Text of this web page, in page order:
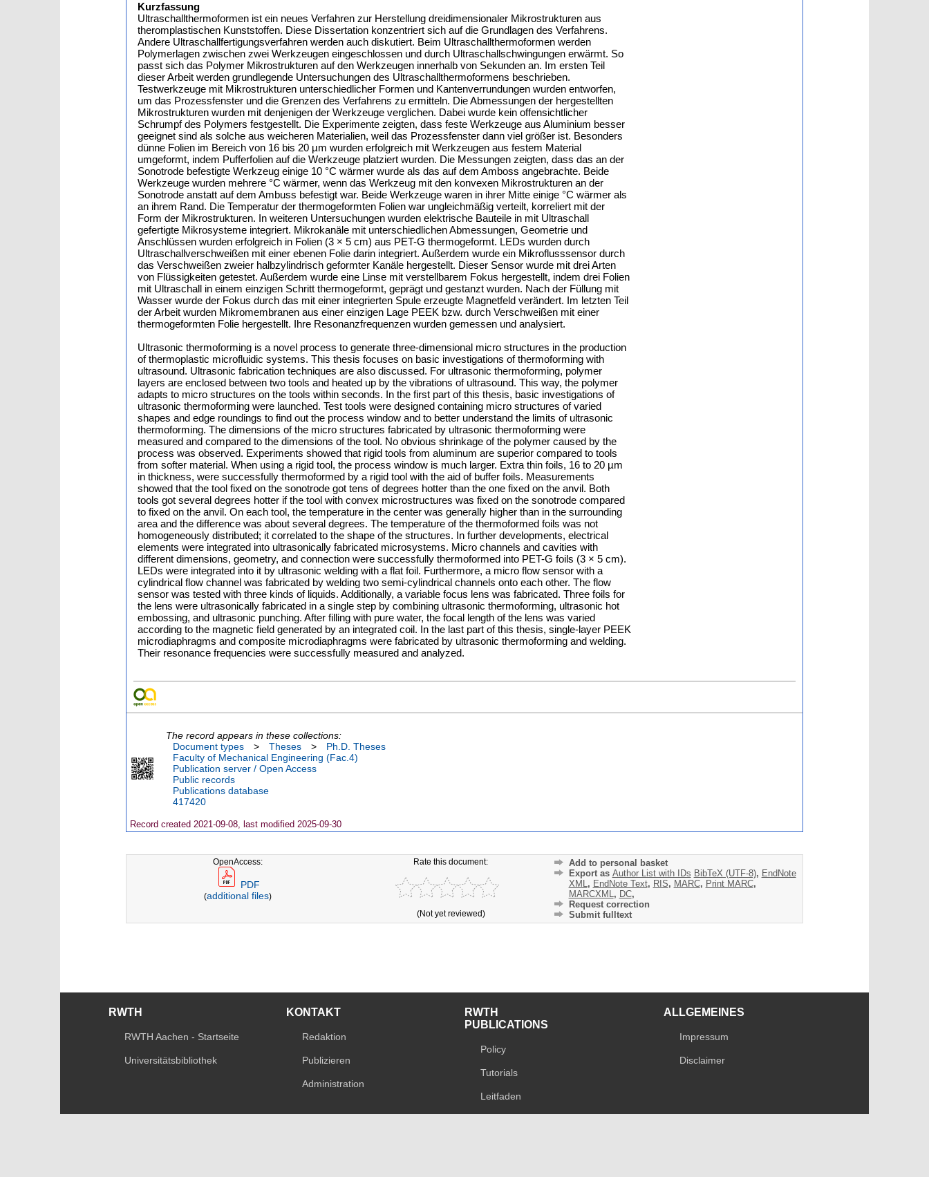
Kurzfassung
Ultraschallthermoformen ist ein neues Verfahren zur Herstellung dreidimensionaler Mikrostrukturen aus
theromplastischen Kunststoffen. Diese Dissertation konzentriert sich auf die Grundlagen des Verfahrens.
Andere Ultraschallfertigungsverfahren werden auch diskutiert. Beim Ultraschallthermoformen werden
Polymerlagen zwischen zwei Werkzeugen eingeschlossen und durch Ultraschallschwingungen erwärmt. So
passt sich das Polymer Mikrostrukturen auf den Werkzeugen innerhalb von Sekunden an. Im ersten Teil
dieser Arbeit werden grundlegende Untersuchungen des Ultraschallthermoformens beschrieben.
Testwerkzeuge mit Mikrostrukturen unterschiedlicher Formen und Kantenverrundungen wurden entworfen,
um das Prozessfenster und die Grenzen des Verfahrens zu ermitteln. Die Abmessungen der hergestellten
Mikrostrukturen wurden mit denjenigen der Werkzeuge verglichen. Dabei wurde kein offensichtlicher
Schrumpf des Polymers festgestellt. Die Experimente zeigten, dass feste Werkzeuge aus Aluminium besser
geeignet sind als solche aus weicheren Materialien, weil das Prozessfenster dann viel größer ist. Besonders
dünne Folien im Bereich von 16 bis 20 µm wurden erfolgreich mit Werkzeugen aus festem Material
umgeformt, indem Pufferfolien auf die Werkzeuge platziert wurden. Die Messungen zeigten, dass das an der
Sonotrode befestigte Werkzeug einige 10 °C wärmer wurde als das auf dem Amboss angebrachte. Beide
Werkzeuge wurden mehrere °C wärmer, wenn das Werkzeug mit den konvexen Mikrostrukturen an der
Sonotrode anstatt auf dem Ambuss befestigt war. Beide Werkzeuge waren in ihrer Mitte einige °C wärmer als
an ihrem Rand. Die Temperatur der thermogeformten Folien war ungleichmäßig verteilt, korreliert mit der
Form der Mikrostrukturen. In weiteren Untersuchungen wurden elektrische Bauteile in mit Ultraschall
gefertigte Mikrosysteme integriert. Mikrokanäle mit unterschiedlichen Abmessungen, Geometrie und
Anschlüssen wurden erfolgreich in Folien (3 × 5 cm) aus PET-G thermogeformt. LEDs wurden durch
Ultraschallverschweißen mit einer ebenen Folie darin integriert. Außerdem wurde ein Mikroflusssensor durch
das Verschweißen zweier halbzylindrisch geformter Kanäle hergestellt. Dieser Sensor wurde mit drei Arten
von Flüssigkeiten getestet. Außerdem wurde eine Linse mit verstellbarem Fokus hergestellt, indem drei Folien
mit Ultraschall in einem einzigen Schritt thermogeformt, geprägt und gestanzt wurden. Nach der Füllung mit
Wasser wurde der Fokus durch das mit einer integrierten Spule erzeugte Magnetfeld verändert. Im letzten Teil
der Arbeit wurden Mikromembranen aus einer einzigen Lage PEEK bzw. durch Verschweißen mit einer
thermogeformten Folie hergestellt. Ihre Resonanzfrequenzen wurden gemessen und analysiert.
Ultrasonic thermoforming is a novel process to generate three-dimensional micro structures in the production
of thermoplastic microfluidic systems. This thesis focuses on basic investigations of thermoforming with
ultrasound. Ultrasonic fabrication techniques are also discussed. For ultrasonic thermoforming, polymer
layers are enclosed between two tools and heated up by the vibrations of ultrasound. This way, the polymer
adapts to micro structures on the tools within seconds. In the first part of this thesis, basic investigations of
ultrasonic thermoforming were launched. Test tools were designed containing micro structures of varied
shapes and edge roundings to find out the process window and to better understand the limits of ultrasonic
thermoforming. The dimensions of the micro structures fabricated by ultrasonic thermoforming were
measured and compared to the dimensions of the tool. No obvious shrinkage of the polymer caused by the
process was observed. Experiments showed that rigid tools from aluminum are superior compared to tools
from softer material. When using a rigid tool, the process window is much larger. Extra thin foils, 16 to 20 µm
in thickness, were successfully thermoformed by a rigid tool with the aid of buffer foils. Measurements
showed that the tool fixed on the sonotrode got tens of degrees hotter than the one fixed on the anvil. Both
tools got several degrees hotter if the tool with convex microstructures was fixed on the sonotrode compared
to fixed on the anvil. On each tool, the temperature in the center was generally higher than in the surrounding
area and the difference was about several degrees. The temperature of the thermoformed foils was not
homogeneously distributed; it correlated to the shape of the structures. In further developments, electrical
elements were integrated into ultrasonically fabricated microsystems. Micro channels and cavities with
different dimensions, geometry, and connection were successfully thermoformed into PET-G foils (3 × 5 cm).
LEDs were integrated into it by ultrasonic welding with a flat foil. Furthermore, a micro flow sensor with a
cylindrical flow channel was fabricated by welding two semi-cylindrical channels onto each other. The flow
sensor was tested with three kinds of liquids. Additionally, a variable focus lens was fabricated. Three foils for
the lens were ultrasonically fabricated in a single step by combining ultrasonic thermoforming, ultrasonic hot
embossing, and ultrasonic punching. After filling with pure water, the focal length of the lens was varied
according to the magnetic field generated by an integrated coil. In the last part of this thesis, single-layer PEEK
microdiaphragms and composite microdiaphragms were fabricated by ultrasonic thermoforming and welding.
Their resonance frequencies were successfully measured and analyzed.
The record appears in these collections:
Document types
> Theses >
Ph.D. Theses
Faculty of Mechanical Engineering (Fac.4)
Publication server / Open Access
Public records
Publications database
417420
Record created 2021-09-08, last modified 2025-09-30
OpenAccess:
PDF
(additional files)
Rate this document:
(Not yet reviewed)
Add to personal basket
Export as Author List with IDs BibTeX (UTF-8), EndNote
XML , EndNote Text, RIS, MARC, Print MARC,
MARCXML , DC,
Request correction
Submit fulltext
RWTH
RWTH Aachen - Startseite
Universitätsbibliothek
KONTAKT
Redaktion
Publizieren
Administration
RWTH
PUBLICATIONS
Policy
Tutorials
Leitfaden
ALLGEMEINES
Impressum
Disclaimer